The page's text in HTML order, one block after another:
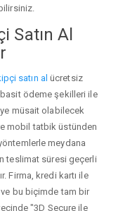
Satın Al
satın al ücretsiz
ödeme şekilleri ile
müsait olabilecek
mobil tatbik üstünden
meydana
teslimat süresi geçerli
Firma, kredi kartı ile
bu biçimde tam bir
"3D Secure ile